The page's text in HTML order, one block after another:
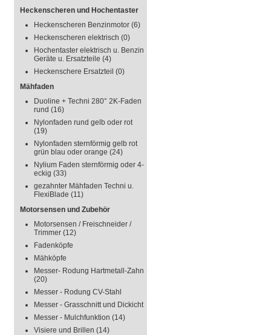
Heckenscheren und Hochentaster
Heckenscheren Benzinmotor (6)
Heckenscheren elektrisch (0)
Hochentaster elektrisch u. Benzin
Geräte u. Ersatzteile (4)
Heckenschere Ersatzteil (0)
Mähfaden
Duoline + Techni 280° 2K-Faden
rund (16)
Nylonfaden rund gelb oder rot
(19)
Nylonfaden sternförmig gelb rot
grün blau oder orange (24)
Nylium Faden sternförmig oder 4-
eckig (33)
gezahnter Mähfaden Techni u.
FlexiBlade (11)
Motorsensen und Zubehör
Motorsensen / Freischneider /
Trimmer (12)
Fadenköpfe
Mähköpfe
Messer- Rodung Hartmetall-Zahn
(20)
Messer - Rodung CV-Stahl
Messer - Grasschnitt und Dickicht
Messer - Mulchfunktion (14)
Visiere und Brillen (14)